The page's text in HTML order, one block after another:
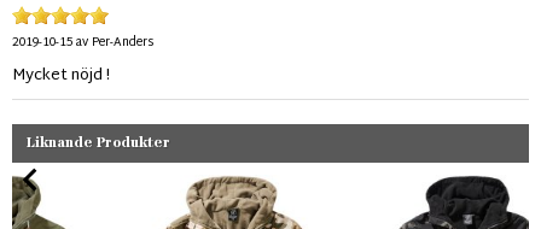
2019-10-15av Per-Anders
Mycket nöjd !
Liknande Produkter